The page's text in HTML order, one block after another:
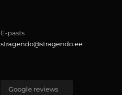
E-pasts
stragendo@stragendo.ee
Google reviews